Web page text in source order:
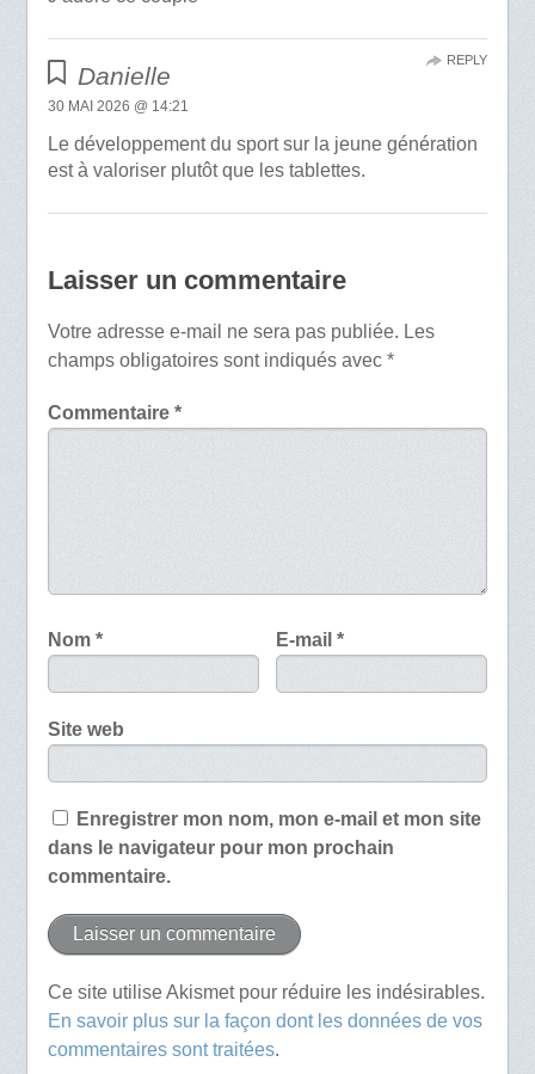
Danielle
30 MAI 2026 @ 14:21
Le développement du sport sur la jeune génération
est à valoriser plutôt que les tablettes.
REPLY
Laisser un commentaire
Votre adresse e-mail ne sera pas publiée. Les
champs obligatoires sont indiqués avec *
Commentaire *
Nom * E-mail*
Site web
Enregistrer mon nom, mon e-mail et mon site
dans le navigateur pour mon prochain
commentaire.
Ce site utilise Akismet pour réduire les indésirables.
En savoir plus sur la façon dont les données de vos
commentaires sont traitées.